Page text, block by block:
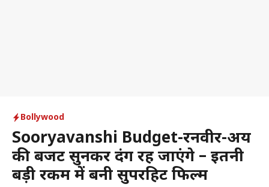
Bollywood
Sooryavanshi Budget-रनवीर-अक्षय
की बजट सुनकर दंग रह जाएंगे – इतनी
बड़ी रकम में बनी सुपरहिट फिल्म